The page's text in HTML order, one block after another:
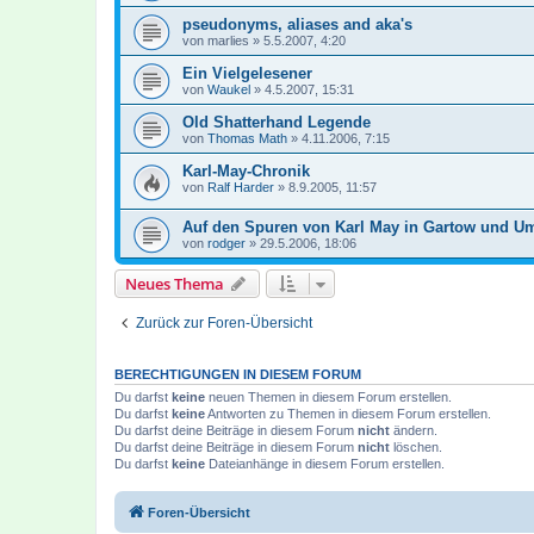
pseudonyms, aliases and aka's
von marlies » 5.5.2007, 4:20
Ein Vielgelesener
von Waukel » 4.5.2007, 15:31
Old Shatterhand Legende
von Thomas Math » 4.11.2006, 7:15
Karl-May-Chronik
von Ralf Harder » 8.9.2005, 11:57
Auf den Spuren von Karl May in Gartow und
von rodger » 29.5.2006, 18:06
Neues Thema
Zurück zur Foren-Übersicht
BERECHTIGUNGEN IN DIESEM FORUM
Du darfst keine neuen Themen in diesem Forum erstellen.
Du darfst keineAntworten zu Themen in diesem Forum erstellen.
Du darfst deine Beiträge in diesem Forum nicht ändern.
Du darfst deine Beiträge in diesem Forum nicht löschen.
Du darfst keine Dateianhänge in diesem Forum erstellen.
Foren-Übersicht